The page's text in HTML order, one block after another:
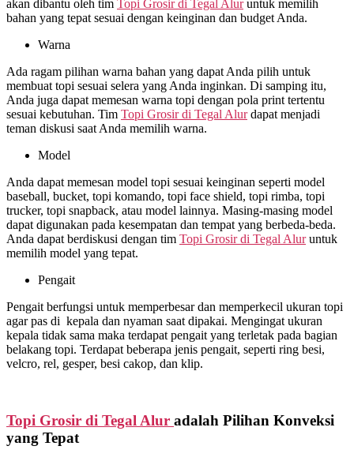
akan dibantu oleh tim Topi Grosir di Tegal Aluruntuk memilih
bahan yang tepat sesuai dengan keinginan dan budget Anda.
Warna
Ada ragam pilihan warna bahan yang dapat Anda pilih untuk
membuat topi sesuai selera yang Anda inginkan. Di samping itu,
Anda juga dapat memesan warna topi dengan pola print tertentu
sesuai kebutuhan. Tim Topi Grosir di Tegal Alurdapat menjadi
teman diskusi saat Anda memilih warna.
Model
Anda dapat memesan model topi sesuai keinginan seperti model
baseball, bucket, topi komando, topi face shield, topi rimba, topi
trucker, topi snapback, atau model lainnya. Masing-masing model
dapat digunakan pada kesempatan dan tempat yang berbeda-beda.
Anda dapat berdiskusi dengan tim Topi Grosir di Tegal Aluruntuk
memilih model yang tepat.
Pengait
Pengait berfungsi untuk memperbesar dan memperkecil ukuran topi
agar pas di kepala dan nyaman saat dipakai. Mengingat ukuran
kepala tidak sama maka terdapat pengait yang terletak pada bagian
belakang topi. Terdapat beberapa jenis pengait, seperti ring besi,
velcro, rel, gesper, besi cakop, dan klip.
Topi Grosir di Tegal Alur adalah Pilihan Konveksi
yang Tepat